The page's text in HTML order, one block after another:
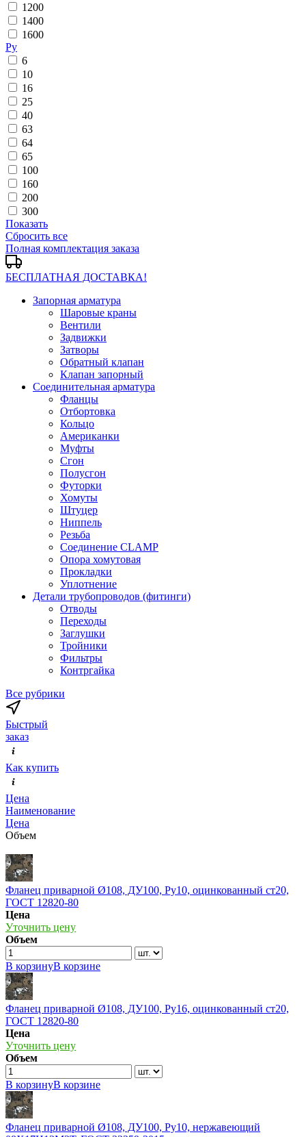
1200
1400
1600
Ру
6
10
16
25
40
63
64
65
100
160
200
300
Показать
Сбросить все
Полная комплектация заказа
БЕСПЛАТНАЯ ДОСТАВКА!
Запорная арматура
Шаровые краны
Вентили
Задвижки
Затворы
Обратный клапан
Клапан запорный
Соединительная арматура
Фланцы
Отбортовка
Кольцо
Американки
Муфты
Сгон
Полусгон
Футорки
Хомуты
Штуцер
Ниппель
Резьба
Соединение CLAMP
Опора хомутовая
Прокладки
Уплотнение
Детали трубопроводов (фитинги)
Отводы
Переходы
Заглушки
Тройники
Фильтры
Контргайка
Все рубрики
Быстрый
заказ
Как купить
Цена
Наименование
Цена
Объем
Фланец приварной Ø108, ДУ100, Ру10, оцинкованный ст20,
ГОСТ 12820-80
Цена
Уточнить цену
Объем
В корзинуВ корзине
Фланец приварной Ø108, ДУ100, Ру16, оцинкованный ст20,
ГОСТ 12820-80
Цена
Уточнить цену
Объем
В корзинуВ корзине
Фланец приварной Ø108, ДУ100, Ру10, нержавеющий